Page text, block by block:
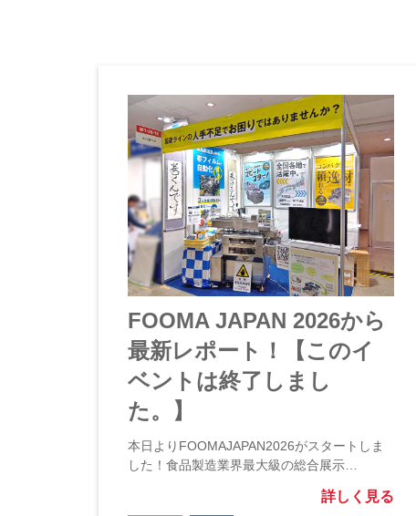
FOOMA JAPAN 2026から
最新レポート！【このイ
ベントは終了しまし
た。】
本日よりFOOMAJAPAN2026がスタートしま
した！食品製造業界最大級の総合展示…
詳しく見る